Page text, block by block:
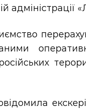
адміністрації